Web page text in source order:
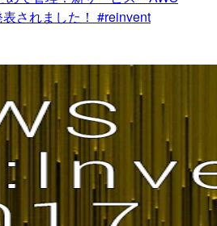
されました！ #reinvent